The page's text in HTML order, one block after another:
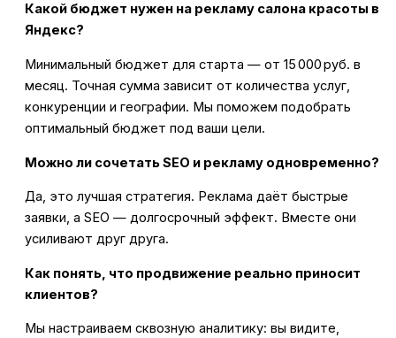
Какой бюджет нужен на рекламу салона красоты в
Яндекс?
Минимальный бюджет для старта — от 15 000 руб. в
месяц. Точная сумма зависит от количества услуг,
конкуренции и географии. Мы поможем подобрать
оптимальный бюджет под ваши цели.
Можно ли сочетать SEO и рекламу одновременно?
Да, это лучшая стратегия. Реклама даёт быстрые
заявки, а SEO — долгосрочный эффект. Вместе они
усиливают друг друга.
Как понять, что продвижение реально приносит
клиентов?
Мы настраиваем сквозную аналитику: вы видите,